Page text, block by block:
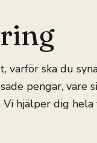
varför ska du
pengar, vare
hjälper dig hela